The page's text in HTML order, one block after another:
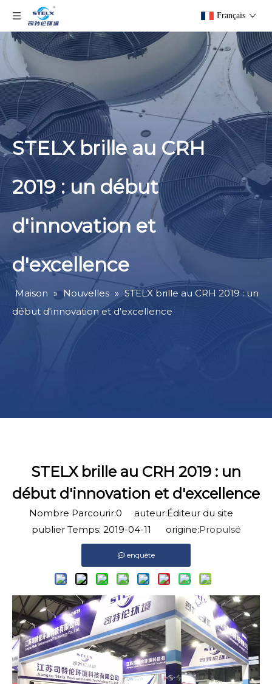
Français
STELX brille au CRH
2019 : un début
d'innovation et
d'excellence
Maison » Nouvelles » STELX brille au CRH 2019 : un
début d'innovation et d'excellence
STELX brille au CRH 2019 : un
début d'innovation et d'excellence
Nombre Parcourir:0 auteur:Éditeur du site
publier Temps: 2019-04-11 origine:Propulsé
enquête